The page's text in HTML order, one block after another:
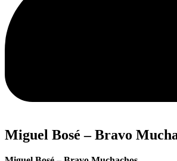
Miguel Bosé – Bravo